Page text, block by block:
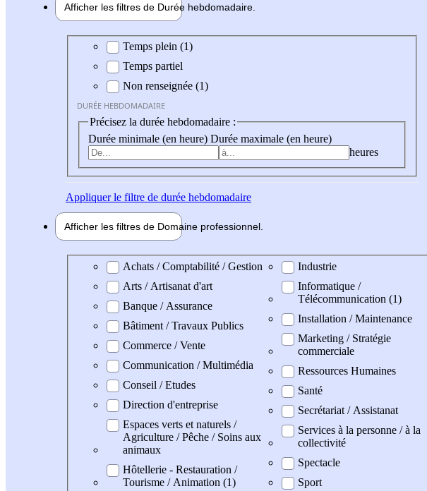
Afficher les filtres de Durée hebdomadaire
Durée hebdomadaire
Temps plein (1)
Temps partiel
Non renseignée (1)
DURÉE HEBDOMADAIRE
Précisez la durée hebdomadaire :
Durée minimale (en heure) Durée maximale (en heure)
heures
Appliquerle filtre de durée hebdomadaire
Afficher les filtres de Domaine professionnel
Domaine professionel
Achats / Comptabilité / Gestion
Arts / Artisanat d'art
Banque / Assurance
Bâtiment / Travaux Publics
Commerce / Vente
Communication / Multimédia
Conseil / Etudes
Direction d'entreprise
Espaces verts et naturels /
Agriculture / Pêche / Soins aux
animaux
Hôtellerie - Restauration /
Tourisme / Animation (1)
Industrie
Informatique /
Télécommunication (1)
Installation / Maintenance
Marketing / Stratégie
commerciale
Ressources Humaines
Santé
Secrétariat / Assistanat
Services à la personne / à la
collectivité
Spectacle
Sport